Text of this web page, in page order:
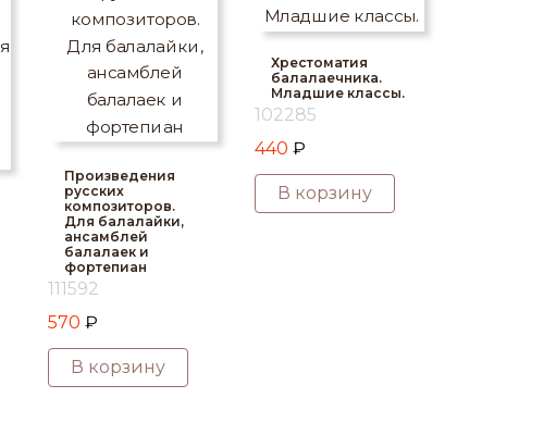
Произведения
русских
композиторов.
Для балалайки,
ансамблей
балалаек и
фортепиан
111592
570 ₽
В корзину
Хрестоматия
балалаечника.
Младшие классы.
102285
440 ₽
В корзину